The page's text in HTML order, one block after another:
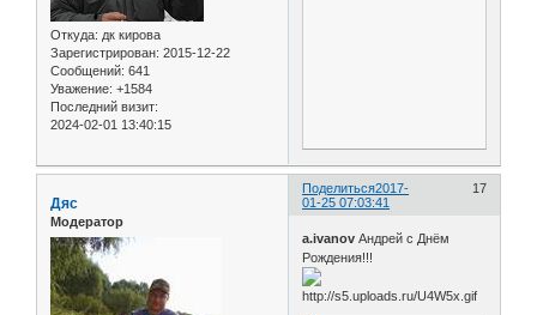
Откуда: дк кирова
Зарегистрирован: 2015-12-22
Сообщений: 641
Уважение: +1584
Последний визит:
2024-02-01 13:40:15
Поделиться 17
2017-
01-25 07:03:41
Дяс
Модератор
а.ivanov Андрей с Днём
Рождения!!!